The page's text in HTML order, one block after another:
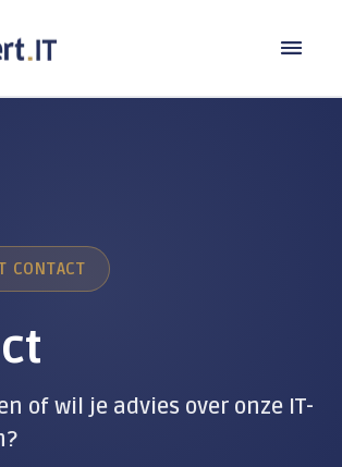
CONTACT
of wil je advies over onze IT-